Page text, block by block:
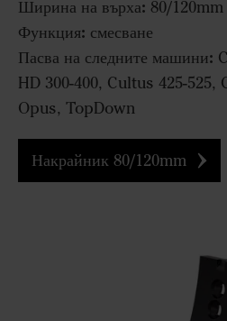
Ширина на върха: 80/120mm
Функция: смесване
Пасва на следните машини:
HD 300-400, Cultus 425-525,
Opus, TopDown
Накрайник 80/120mm